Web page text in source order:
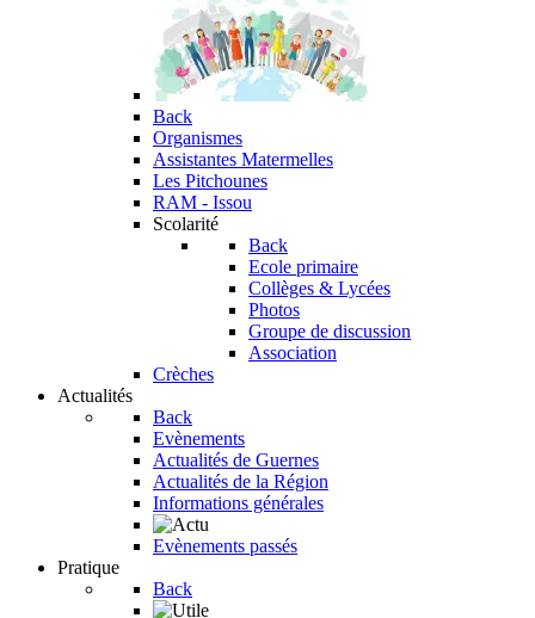
Back
Organismes
Assistantes Matermelles
Les Pitchounes
RAM - Issou
Scolarité
Back
Ecole primaire
Collèges & Lycées
Photos
Groupe de discussion
Association
Crèches
Actualités
Back
Evènements
Actualités de Guernes
Actualités de la Région
Informations générales
Evènements passés
Pratique
Back